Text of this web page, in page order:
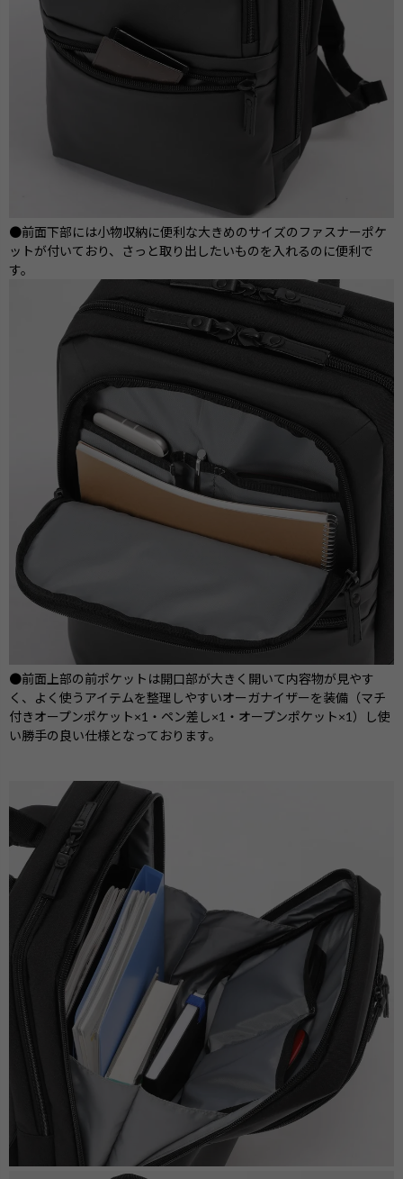
●前面下部には小物収納に便利な大きめのサイズのファスナーポケ
ットが付いており、さっと取り出したいものを入れるのに便利で
す。
●前面上部の前ポケットは開口部が大きく開いて内容物が見やす
く、よく使うアイテムを整理しやすいオーガナイザーを装備（マチ
付きオープンポケット×1・ペン差し×1・オープンポケット×1）し使
い勝手の良い仕様となっております。